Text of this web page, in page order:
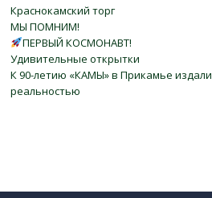
Краснокамский торг
МЫ ПОМНИМ!
ПЕРВЫЙ КОСМОНАВТ!
Удивительные открытки
К 90-летию «КАМЫ» в Прикамье издали
реальностью